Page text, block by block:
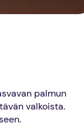
palmun
valkoista.